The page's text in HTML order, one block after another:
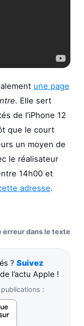
une page
. Elle sert
de l’iPhone 12
que le court
un moyen de
le réalisateur
14h00 et
adresse.
erreur dans le texte
? Suivez
l’actu Apple !
: